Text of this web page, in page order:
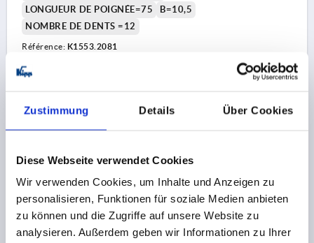
Zustimmung Details Über Cookies
Diese Webseite verwendet Cookies
Wir verwenden Cookies, um Inhalte und Anzeigen zu
personalisieren, Funktionen für soziale Medien anbieten
zu können und die Zugriffe auf unsere Website zu
analysieren. Außerdem geben wir Informationen zu Ihrer
LONGUEUR DE POIGNÉE=75
B=10,5
NOMBRE DE DENTS =12
Référence: K1553.2081